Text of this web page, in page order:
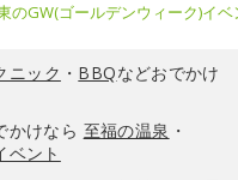
のGW(ゴールデンウィーク)イ
ニック ・ BBQなどおでかけ
かけなら 至福の温泉 ・
ベント